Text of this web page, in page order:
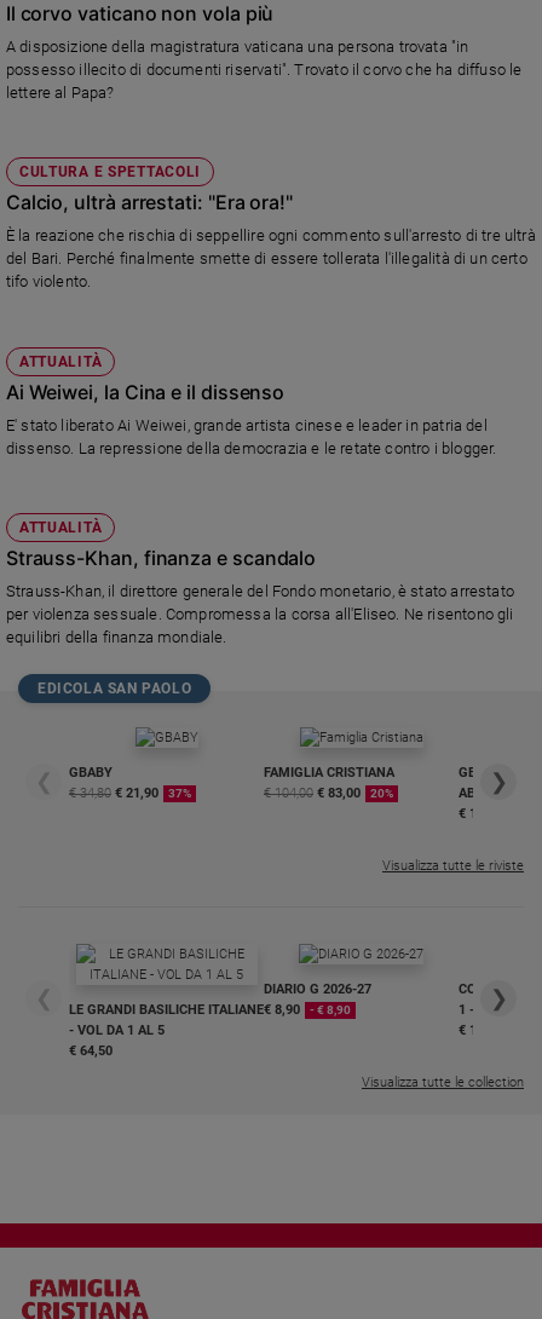
Il corvo vaticano non vola più
A disposizione della magistratura vaticana una persona trovata "in
possesso illecito di documenti riservati". Trovato il corvo che ha diffuso le
lettere al Papa?
CULTURA E SPETTACOLI
Calcio, ultrà arrestati: "Era ora!"
È la reazione che rischia di seppellire ogni commento sull'arresto di tre ultrà
del Bari. Perché finalmente smette di essere tollerata l'illegalità di un certo
tifo violento.
ATTUALITÀ
Ai Weiwei, la Cina e il dissenso
E' stato liberato Ai Weiwei, grande artista cinese e leader in patria del
dissenso. La repressione della democrazia e le retate contro i blogger.
ATTUALITÀ
Strauss-Khan, finanza e scandalo
Strauss-Khan, il direttore generale del Fondo monetario, è stato arrestato
per violenza sessuale. Compromessa la corsa all'Eliseo. Ne risentono gli
equilibri della finanza mondiale.
EDICOLA SAN PAOLO
❮
GBABY
€ 34,80 € 21,90 37%
FAMIGLIA CRISTIANA
€ 104,00 € 83,00 20%
GBABY
€ 16,99
❯
Visualizza tutte le riviste
❮
LE GRANDI BASILICHE ITALIANE
- VOL DA 1 AL 5
€ 64,50
DIARIO G 2026-27
€ 8,90
- € 8,90
COLLANA
1 - 2
€ 18,50
❯
Visualizza tutte le collection